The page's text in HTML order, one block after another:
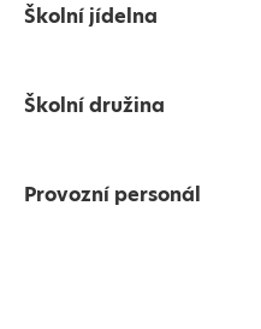
Školní jídelna
Školní družina
Provozní personál